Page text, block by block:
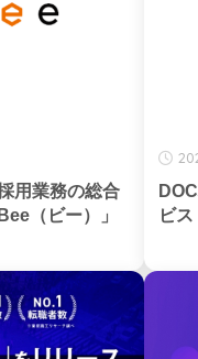
用業務の総合
（ビー）」
ビ